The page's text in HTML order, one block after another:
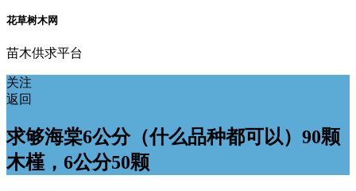
花草树木网
苗木供求平台
关注
返回
求够海棠6公分（什么品种都可以）90颗
木槿，6公分50颗